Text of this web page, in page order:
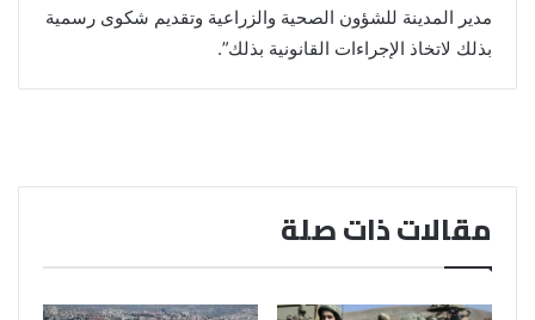
مدير المدينة للشؤون الصحية والزراعية وتقديم شكوى رسمية
بذلك لاتخاذ الإجراءات القانونية بذلك”.
مقالات ذات صلة